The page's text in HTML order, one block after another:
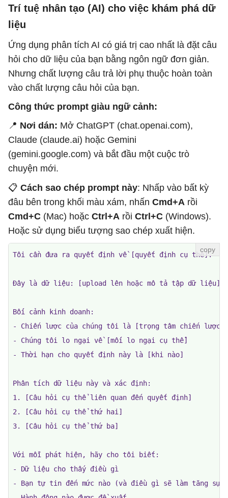
Trí tuệ nhân tạo (AI) cho việc khám phá dữ
liệu
Ứng dụng phân tích AI có giá trị cao nhất là đặt câu
hỏi cho dữ liệu của bạn bằng ngôn ngữ đơn giản.
Nhưng chất lượng câu trả lời phụ thuộc hoàn toàn
vào chất lượng câu hỏi của bạn.
Công thức prompt giàu ngữ cảnh:
📍 Nơi dán: Mở ChatGPT (chat.openai.com),
Claude (claude.ai) hoặc Gemini
(gemini.google.com) và bắt đầu một cuộc trò
chuyện mới.
📋 Cách sao chép prompt này: Nhấp vào bất kỳ
đâu bên trong khối màu xám, nhấn Cmd+A rồi
Cmd+C (Mac) hoặc Ctrl+A rồi Ctrl+C (Windows).
Hoặc sử dụng biểu tượng sao chép xuất hiện.
Tôi cần đưa ra quyết định về [quyết định cụ thể].
Đây là dữ liệu: [upload lên hoặc mô tả tập dữ liệu]
Bối cảnh kinh doanh:
- Chiến lược của chúng tôi là [trọng tâm chiến lược
- Chúng tôi lo ngại về [mối lo ngại cụ thể]
- Thời hạn cho quyết định này là [khi nào]
Phân tích dữ liệu này và xác định:
1. [Câu hỏi cụ thể liên quan đến quyết định]
2. [Câu hỏi cụ thể thứ hai]
3. [Câu hỏi cụ thể thứ ba]
Với mỗi phát hiện, hãy cho tôi biết:
- Dữ liệu cho thấy điều gì
- Bạn tự tin đến mức nào (và điều gì sẽ làm tăng